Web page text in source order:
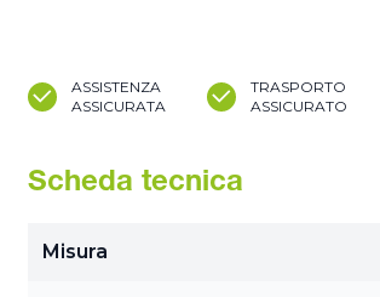
ASSISTENZA
ASSICURATA
TRASPORTO
ASSICURATO
Scheda tecnica
Misura